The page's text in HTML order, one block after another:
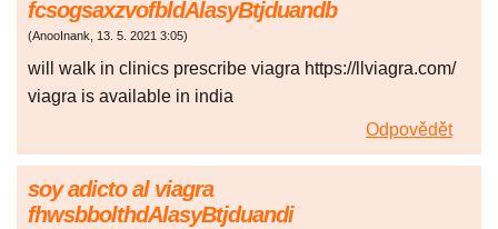
fcsogsaxzvofbldAlasyBtjduandb
(AnooInank, 13. 5. 2021 3:05)
will walk in clinics prescribe viagra https://llviagra.com/
viagra is available in india
Odpovědět
soy adicto al viagra
fhwsbbolthdAlasyBtjduandi